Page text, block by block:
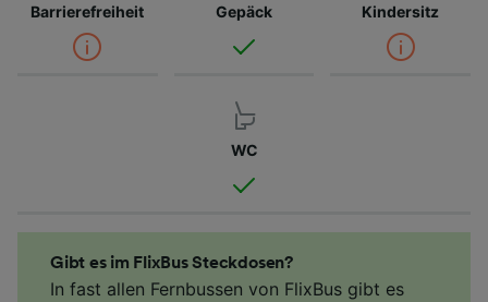
Barrierefreiheit Gepäck Kindersitz
WC
Gibt es im FlixBus Steckdosen?
In fast allen Fernbussen von FlixBus gibt es